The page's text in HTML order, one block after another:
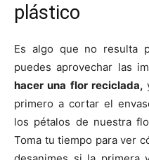
plástico
Es algo que no resulta
puedes aprovechar las
hacer una flor reciclada,
primero a cortar el
los pétalos de nuestra
Toma tu tiempo para ver